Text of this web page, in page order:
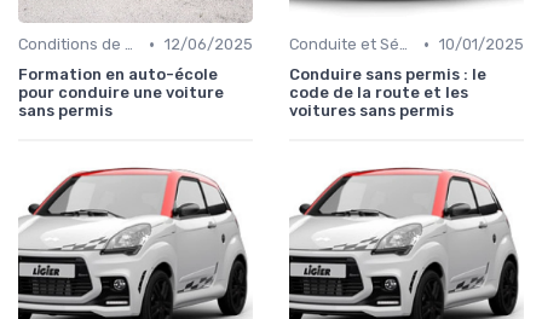
Conditions de Location • 12/06/2025
Formation en auto-école
pour conduire une voiture
sans permis
Conduite et Sécurité • 10/01/2025
Conduire sans permis : le
code de la route et les
voitures sans permis